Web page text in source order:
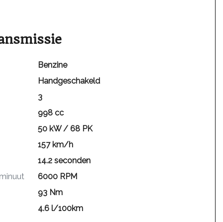
Benzine
Handgeschakeld
3
998 cc
50 kW / 68 PK
157 km/h
14.2 seconden
6000 RPM
93 Nm
4.6 l/100km